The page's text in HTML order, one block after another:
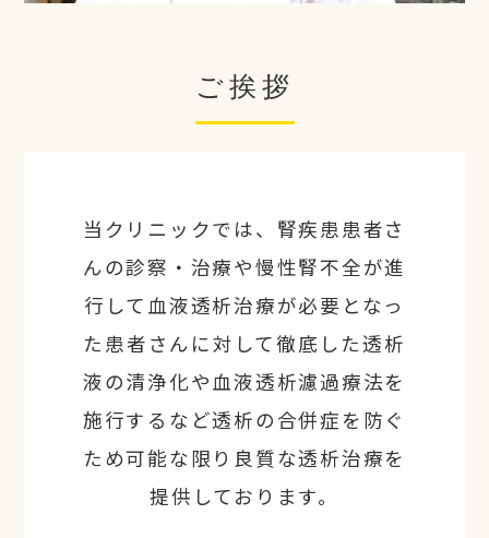
ご挨拶
当クリニックでは、腎疾患患者さ
んの診察・治療や慢性腎不全が進
行して血液透析治療が必要となっ
た患者さんに対して徹底した透析
液の清浄化や血液透析濾過療法を
施行するなど透析の合併症を防ぐ
ため可能な限り良質な透析治療を
提供しております。